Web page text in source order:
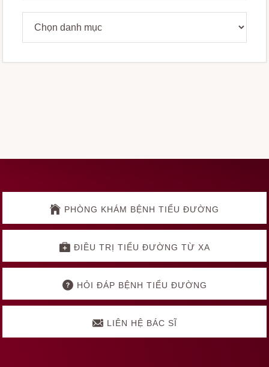
Explore
PHÒNG KHÁM BỆNH TIỂU ĐƯỜNG
ĐIỀU TRỊ TIỂU ĐƯỜNG TỪ XA
HỎI ĐÁP BỆNH TIỂU ĐƯỜNG
LIÊN HỆ BÁC SĨ